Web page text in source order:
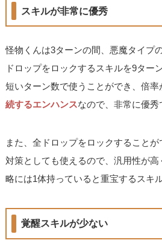
スキルが非常に優秀
怪物くんは3ターンの間、悪魔タイプ
ドロップをロックするスキルを9ター
短いターン数で使うことができ、倍
続するエンハンスなので、非常に優秀
また、全ドロップをロックすること
対策としても使えるので、汎用性が
略には1体持っていると重宝するスキル
覚醒スキルが少ない